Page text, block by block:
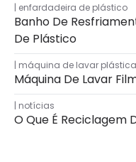
enfardadeira de plástico
Banho De
De Plástico
máquina de lavar plástica
Máquina De Lavar
notícias
O Que É Reciclagem